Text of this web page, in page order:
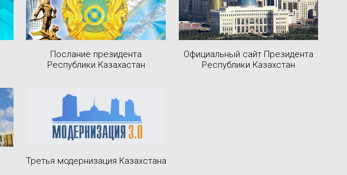
Послание президента
Республики Казахастан
Официальный сайт Президента
Республики Казахстан
Третья модернизация Казахстана